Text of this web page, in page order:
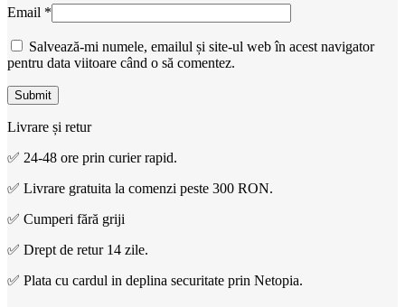
Email *
Salvează-mi numele, emailul și site-ul web în acest navigator
pentru data viitoare când o să comentez.
Livrare și retur
✅ 24-48 ore prin curier rapid.
✅ Livrare gratuita la comenzi peste 300 RON.
✅ Cumperi fără griji
✅ Drept de retur 14 zile.
✅ Plata cu cardul in deplina securitate prin Netopia.